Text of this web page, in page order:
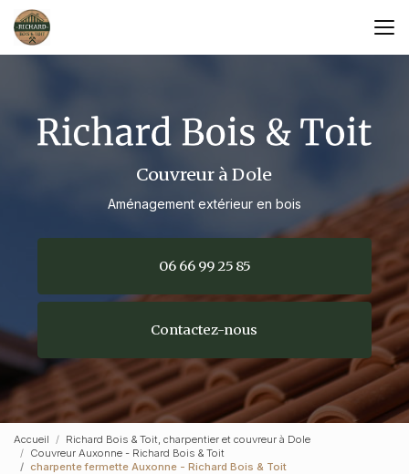
Aller
au
contenu
Couvreur à Dole
Aménagement extérieur en bois
06 66 99 25 85
Contactez-nous
Accueil
Richard Bois & Toit, charpentier et couvreur à Dole
Couvreur Auxonne - Richard Bois & Toit
charpente fermette Auxonne - Richard Bois & Toit